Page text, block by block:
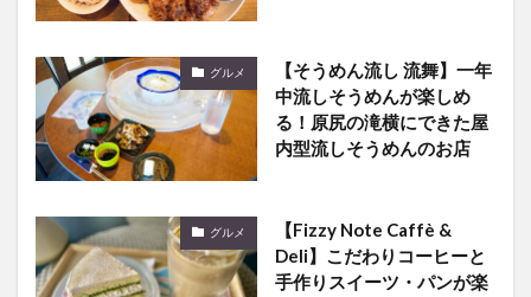
グルメ
【そうめん流し 流舞】一年
中流しそうめんが楽しめ
る！原尻の滝横にできた屋
内型流しそうめんのお店
グルメ
【Fizzy Note Caffè &
Deli】こだわりコーヒーと
手作りスイーツ・パンが楽